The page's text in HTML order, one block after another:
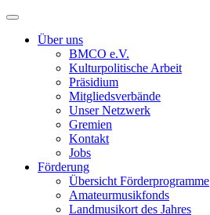
Toggle
navigationÜber uns
BMCO e.V.
Kulturpolitische Arbeit
Präsidium
Mitgliedsverbände
Unser Netzwerk
Gremien
Kontakt
Jobs
Förderung
Übersicht Förderprogramme
Amateurmusikfonds
Landmusikort des Jahres